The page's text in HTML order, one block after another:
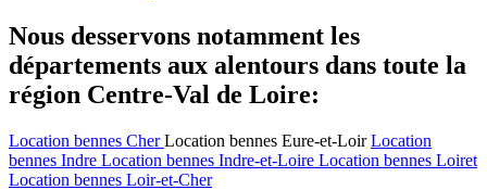
Nous desservons notamment les
départements aux alentours dans toute la
région Centre-Val de Loire:
Location bennes Cher Location bennes Eure-et-Loir Location
bennes Indre Location bennes Indre-et-Loire Location bennes Loiret
Location bennes Loir-et-Cher